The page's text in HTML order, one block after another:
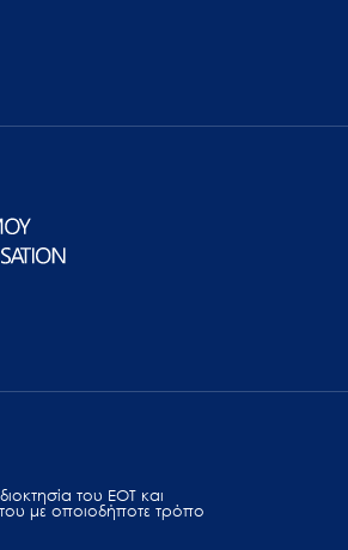
του ΕΟΤ και
με οποιοδήποτε τρόπο